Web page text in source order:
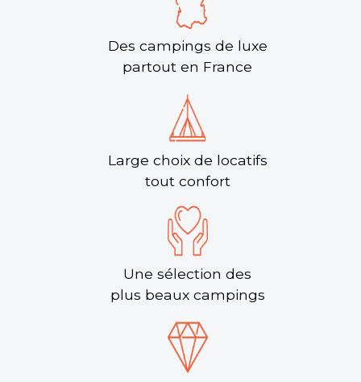
Des campings de luxe
partout en France
Large choix de locatifs
tout confort
Une sélection des
plus beaux campings